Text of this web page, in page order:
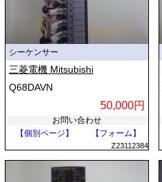
シーケンサー
三菱電機 Mitsubishi
Q68DAVN
50,000円
お問い合わせ
【個別ページ】
【フォーム】
Z23112384